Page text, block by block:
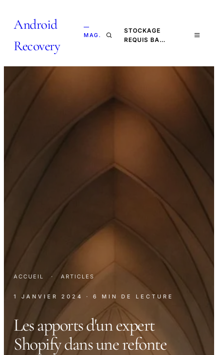
Android
Recovery
—
MAG.
STOCKAGE
REQUIS BA…
ACCUEIL · ARTICLES
1 JANVIER 2024 · 6 MIN DE LECTURE
Les apports d'un expert
Shopify dans une refonte